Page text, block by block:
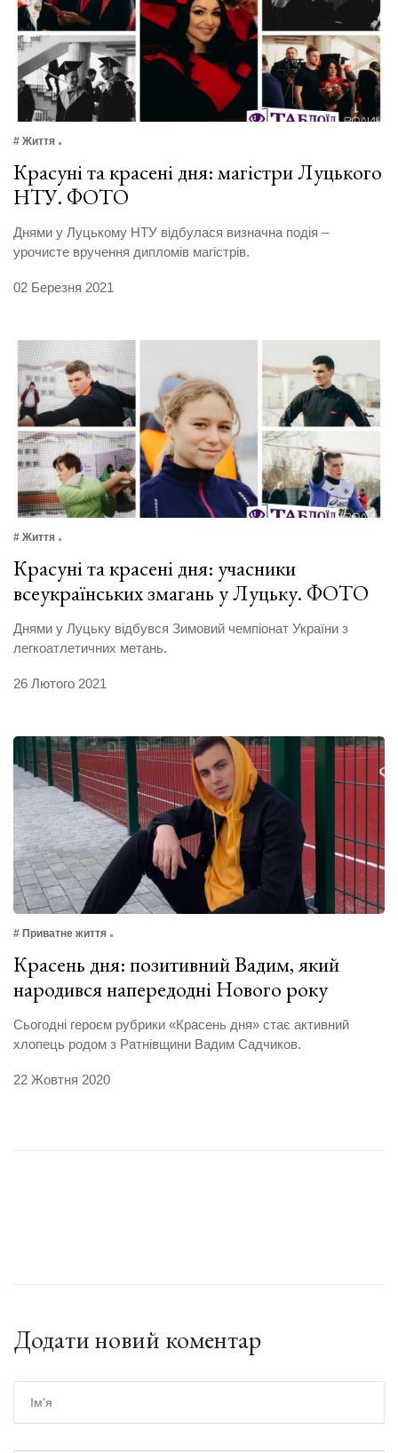
# Життя
Красуні та красені дня: магістри Луцького
НТУ. ФОТО
Днями у Луцькому НТУ відбулася визначна подія –
урочисте вручення дипломів магістрів.
02 Березня 2021
# Життя
Красуні та красені дня: учасники
всеукраїнських змагань у Луцьку. ФОТО
Днями у Луцьку відбувся Зимовий чемпіонат України з
легкоатлетичних метань.
26 Лютого 2021
# Приватне життя
Красень дня: позитивний Вадим, який
народився напередодні Нового року
Сьогодні героєм рубрики «Красень дня» стає активний
хлопець родом з Ратнівщини Вадим Садчиков.
22 Жовтня 2020
Додати новий коментар